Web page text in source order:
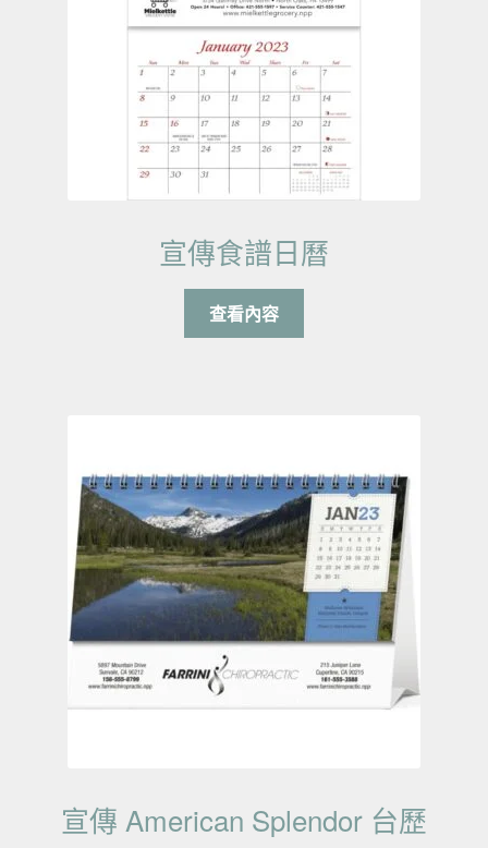
宣傳食譜日曆
查看內容
宣傳 American Splendor 台歷